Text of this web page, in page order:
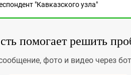
"Кавказского узла"
помогает решить
фото и видео через